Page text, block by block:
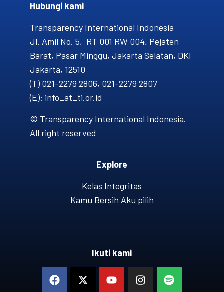
Hubungi kami​
Transparency International Indonesia
Jl. Amil No. 5, RT 001 RW 004, Pejaten
Barat, Pasar Minggu, Jakarta Selatan, DKI
Jakarta, 12510
(T) 021-2279 2806, 021-2279 2807
(E): info_at_ti.or.id
© Transparency International Indonesia.
All right reserved
Explore
Kelas Integritas
Kamu Bersih Aku pilih
Ikuti kami